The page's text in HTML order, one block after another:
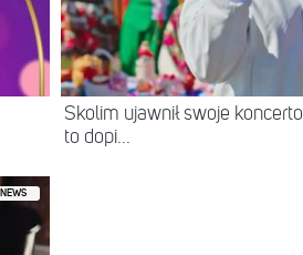
Skolim ujawnił swoje
to dopi...
NEWS